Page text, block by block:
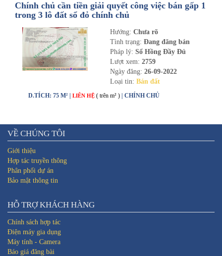
Chính chủ cần tiền giải quyết công việc bán gấp 1
trong 3 lô đất sổ đỏ chính chủ
Hướng: Chưa rõ
Tình trạng: Đang đăng bán
Pháp lý: Sổ Hồng Đầy Đủ
Lượt xem: 2759
Ngày đăng: 26-09-2022
Loại tin: Bán đất
D.TÍCH: 75 M² | LIÊN HỆ ( trên m² ) | CHÍNH CHỦ
VỀ CHÚNG TÔI
Giới thiệu
Hợp tác truyền thông
Phân phối dự án
Bảo mật thông tin
HỖ TRỢ KHÁCH HÀNG
Chính sách hợp tác
Điện máy gia dụng
Máy tính - Camera
Báo giá đăng bài